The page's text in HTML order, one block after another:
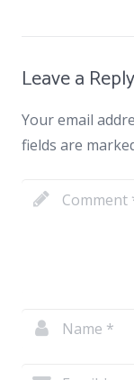
Leave a Reply
Your email
fields are